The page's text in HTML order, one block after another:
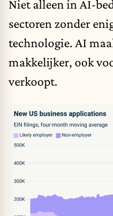
Niet alleen in AI-
sectoren zonder
technologie. AI
makkelijker, ook
verkoopt.